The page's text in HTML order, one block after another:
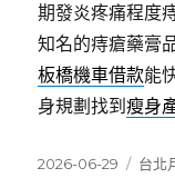
期發炎疼痛程度
知名的痔瘡藥膏
板橋機車借款能
身規劃找到瘦身
發
2026-06-29
分
台北